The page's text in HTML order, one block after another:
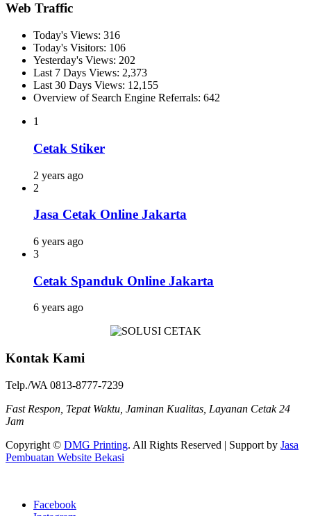
Web Traffic
Today's Views: 316
Today's Visitors: 106
Yesterday's Views: 202
Last 7 Days Views: 2,373
Last 30 Days Views: 12,155
Overview of Search Engine Referrals: 642
1
Cetak Stiker
2 years ago
2
Jasa Cetak Online Jakarta
6 years ago
3
Cetak Spanduk Online Jakarta
6 years ago
Kontak Kami
Telp./WA 0813-8777-7239
Fast Respon, Tepat Waktu, Jaminan Kualitas, Layanan Cetak 24
Jam
Copyright © DMG Printing. All Rights Reserved | Support by Jasa
Pembuatan Website Bekasi
Facebook